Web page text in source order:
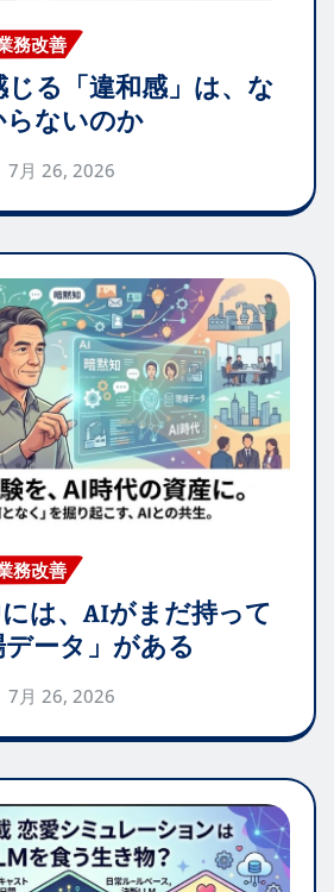
務改善
る「違和感」は、な
ないのか
7月 26, 2026
務改善
は、AIがまだ持って
ータ」がある
7月 26, 2026